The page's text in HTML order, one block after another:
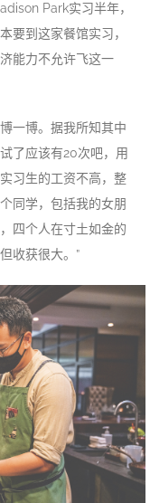
Park实习半年，
要到这家餐馆实习，
能力不允许飞这一
一博。据我所知其中
了应该有20次吧，用
习生的工资不高，整
同学，包括我的女朋
四个人在寸土如金的
收获很大。”